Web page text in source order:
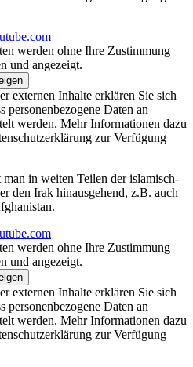
werden ohne Ihre Zustimmung
und angezeigt.
externen Inhalte erklären Sie sich
personenbezogene Daten an
werden. Mehr Informationen dazu
zur Verfügung
in weiten Teilen der islamisch-
den Irak hinausgehend, z.B. auch
werden ohne Ihre Zustimmung
und angezeigt.
externen Inhalte erklären Sie sich
personenbezogene Daten an
werden. Mehr Informationen dazu
zur Verfügung